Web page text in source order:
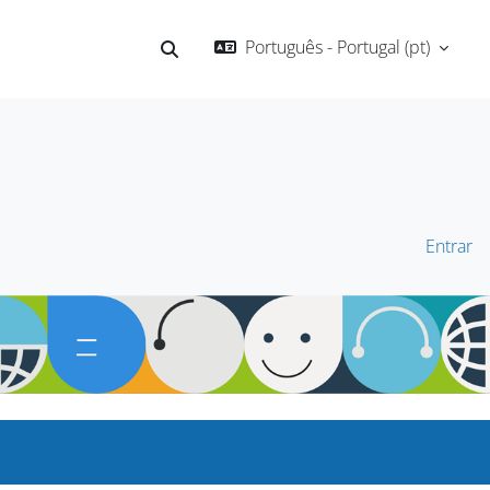
Alternar a entrada da pesquisa
Português - Portugal ‎(pt)‎
Entrar